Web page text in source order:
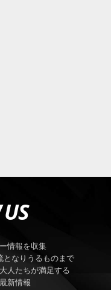
情報を収集
となりうるものまで
人たちが満足する
新情報